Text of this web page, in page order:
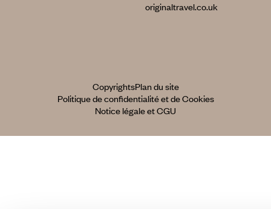
originaltravel.co.uk
CopyrightsPlan du site
Politique de confidentialité et de Cookies
Notice légale et CGU